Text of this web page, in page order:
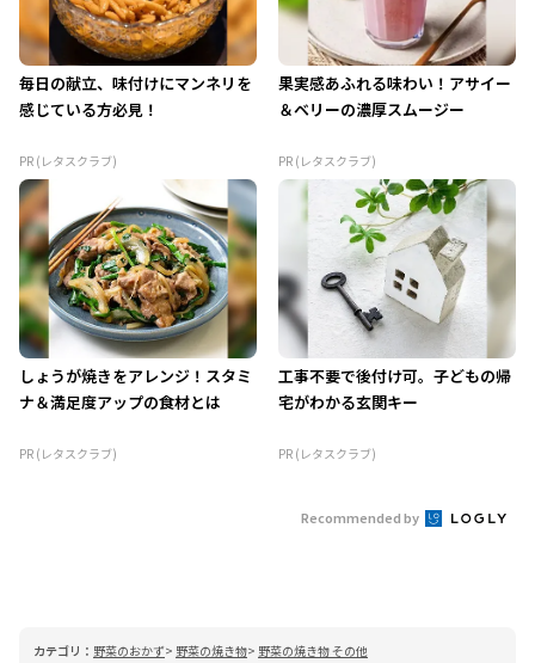
毎日の献立、味付けにマンネリを
感じている方必見！
PR (レタスクラブ)
果実感あふれる味わい！アサイー
＆ベリーの濃厚スムージー
PR (レタスクラブ)
しょうが焼きをアレンジ！スタミ
ナ＆満足度アップの食材とは
PR (レタスクラブ)
工事不要で後付け可。子どもの帰
宅がわかる玄関キー
PR (レタスクラブ)
Recommended by
カテゴリ： 野菜のおかず 野菜の焼き物
野菜の焼き物 その他